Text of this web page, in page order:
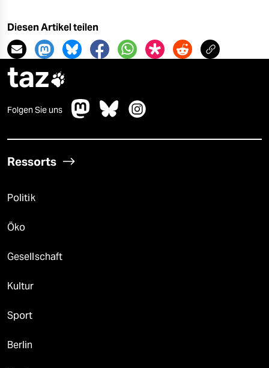
Diesen Artikel teilen
taz
Folgen Sie uns
Ressorts
Politik
Öko
Gesellschaft
Kultur
Sport
Berlin